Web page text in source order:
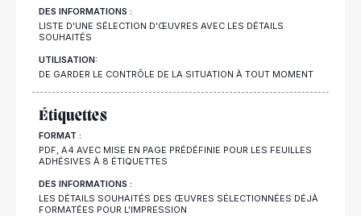
LISTE D'UNE SÉLECTION D'ŒUVRES AVEC LES DÉTAILS
SOUHAITÉS
DES INFORMATIONS :
DE GARDER LE CONTRÔLE DE LA SITUATION À TOUT MOMENT
UTILISATION:
Étiquettes
PDF, A4 AVEC MISE EN PAGE PRÉDÉFINIE POUR LES FEUILLES
ADHÉSIVES À 8 ÉTIQUETTES
FORMAT :
LES DÉTAILS SOUHAITÉS DES ŒUVRES SÉLECTIONNÉES DÉJÀ
FORMATÉES POUR L'IMPRESSION
DES INFORMATIONS :